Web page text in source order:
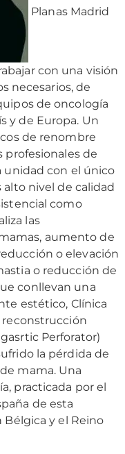
Planas Madrid
con una visión
necesarios, de
de oncología
y de Europa. Un
de renombre
profesionales de
unidad con el único
nivel de calidad
como
las
aumento de
o elevación
o reducción de
conllevan una
estético, Clínica
reconstrucción
Perforator)
la pérdida de
mama. Una
practicada por el
de esta
Bélgica y el Reino